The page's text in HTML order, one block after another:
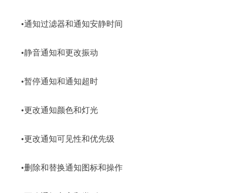
•通知过滤器和通知安静时间
•静音通知和更改振动
•暂停通知和通知超时
•更改通知颜色和灯光
•更改通知可见性和优先级
•删除和替换通知图标和操作